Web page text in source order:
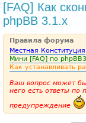
[FAQ] Как
phpBB 3.1.х
Правила форума
Местная Конституция
Мини [FAQ] по
Как устанавливать
Ваш вопрос может
него есть ответы по
предупреждение